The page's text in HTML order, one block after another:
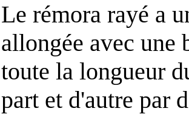
Le rémora rayé a
allongée avec une
toute la longueur
part et d'autre par